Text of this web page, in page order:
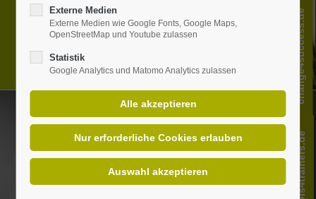
Passwort
Anmelden
Lost your password?
Support
Lorem ipsum dolor sit amet:
change4success.de
tools4trainers.de
Externe Medien
Externe Medien wie Google Fonts, Google Maps,
OpenStreetMap und Youtube zulassen
Statistik
Google Analytics und Matomo Analytics zulassen